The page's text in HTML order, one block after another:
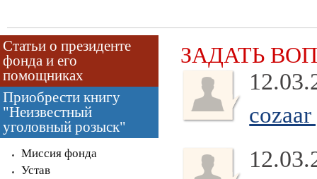
Статьи о президенте
фонда и его
помощниках
Приобрести книгу
"Неизвестный
уголовный розыск"
Миссия фонда
Устав
ЗАДАТЬ